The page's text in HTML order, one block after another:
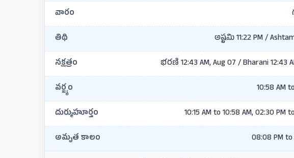
వారం
తిథి అష్టమి 11:22 PM /
నక్షత్రం భరణి 12:43 AM, Aug 07 / Bharani 12:43
వర్జ్యం 10:58 AM
దుర్ముహూర్తం 10:15 AM to 10:58 AM, 02:30 PM
అమృత కాలం 08:08 PM